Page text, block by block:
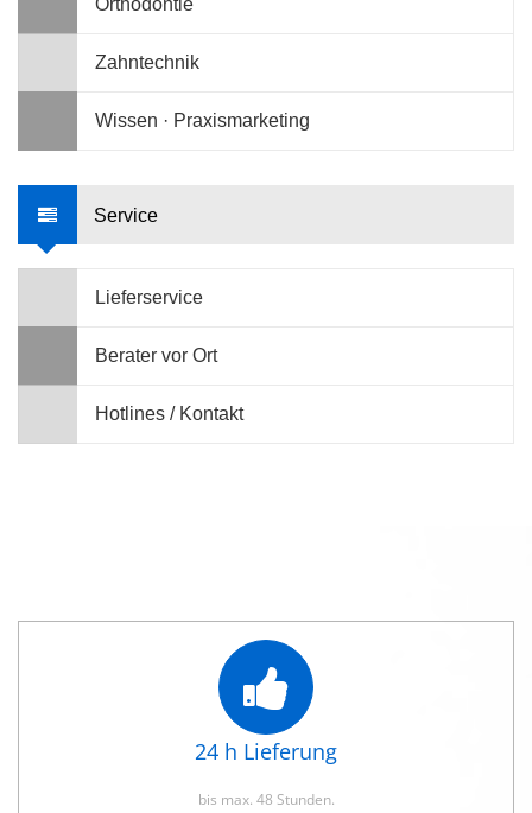
Orthodontie
Zahntechnik
Wissen · Praxismarketing
Service
Lieferservice
Berater vor Ort
Hotlines / Kontakt
24 h Lieferung
bis max. 48 Stunden.